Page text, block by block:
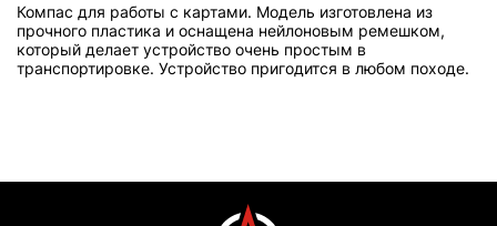
Компас для работы с картами. Модель изготовлена из
прочного пластика и оснащена нейлоновым ремешком,
который делает устройство очень простым в
транспортировке. Устройство пригодится в любом походе.